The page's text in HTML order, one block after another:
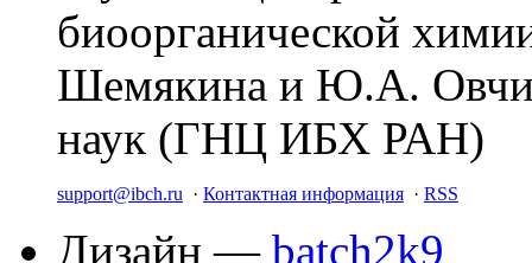
биоорганической
Шемякина и Ю.А.
наук (ГНЦ ИБХ РАН)
support@ibch.ru · Контактная информация · RSS
Дизайн — batch2k9